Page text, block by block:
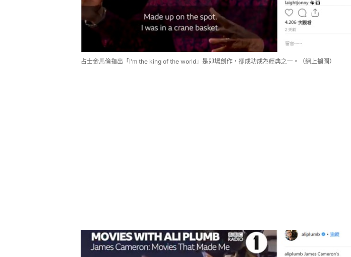
占士金馬倫指出「I'm the king of the world」是即場創作，卻成功成為經典之一。（網上擷圖）